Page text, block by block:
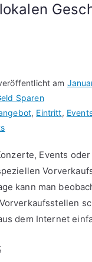
am
Sparen
, Eintritt,
Events
kann man
dem Internet